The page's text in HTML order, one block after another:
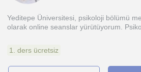
Yeditepe Üniversitesi, psikoloji bölümü
olarak online seanslar yürütüyorum.
1. ders ücretsiz